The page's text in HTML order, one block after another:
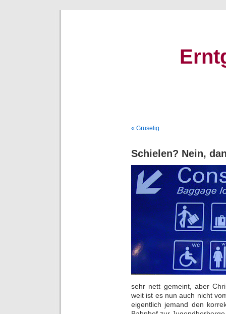
« Gruselig
Schielen? Nein,
sehr nett gemeint, aber
weit ist es nun auch nicht
eigentlich jemand den